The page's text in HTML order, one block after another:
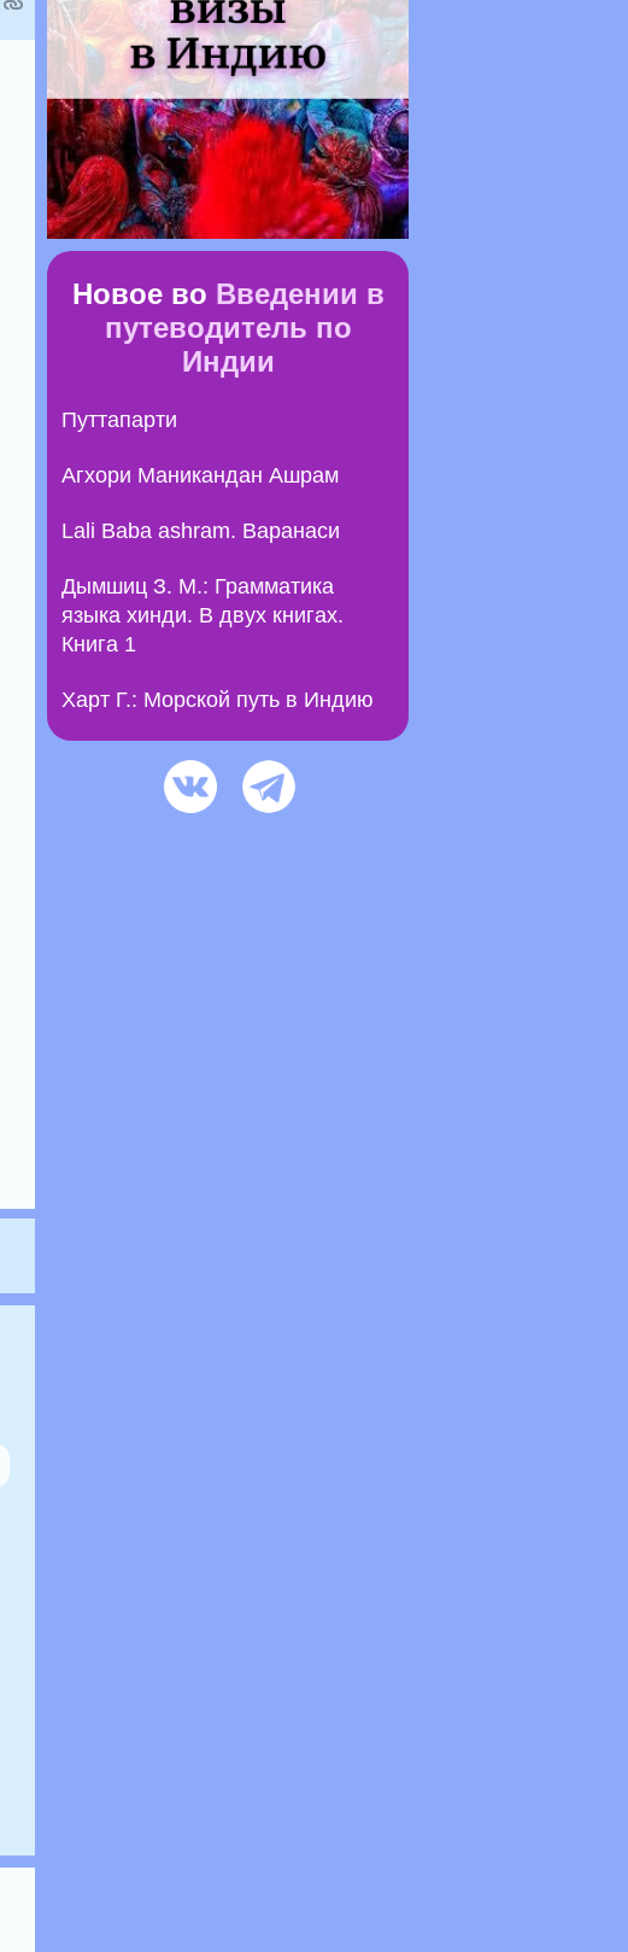
Новое во Введении в
путеводитель по
Индии
Путтапарти
Агхори Маникандан Ашрам
Lali Baba ashram. Варанаси
Дымшиц З. М.: Грамматика
языка хинди. В двух книгах.
Книга 1
Харт Г.: Морской путь в Индию